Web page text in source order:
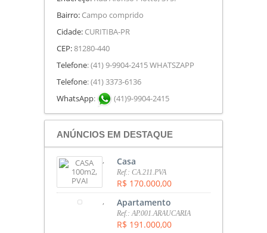
Bairro: Campo comprido
Cidade: CURITIBA-PR
CEP:81280-440
Telefone: (41) 9-9904-2415 WHATSZAPP
Telefone: (41) 3373-6136
WhatsApp: (41)9-9904-2415
ANÚNCIOS EM DESTAQUE
, Casa
Ref.: CA.211.PVA
R$ 170.000,00
, Apartamento
Ref.: AP.001.ARAUCARIA
R$ 191.000,00